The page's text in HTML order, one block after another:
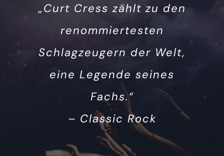
„Curt Cress zählt zu den
renommiertesten
Schlagzeugern der Welt,
eine Legende seines
Fachs.“
– Classic Rock